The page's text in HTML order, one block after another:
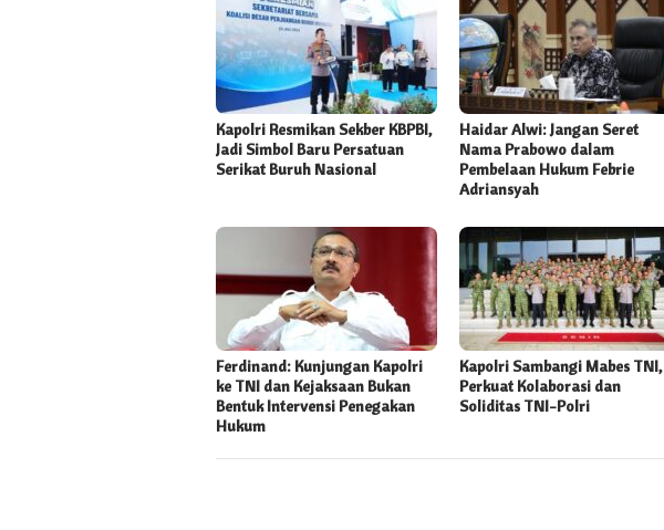
Kapolri Resmikan Sekber KBPBI,
Jadi Simbol Baru Persatuan
Serikat Buruh Nasional
Haidar Alwi: Jangan Seret
Nama Prabowo dalam
Pembelaan Hukum Febrie
Adriansyah
Ferdinand: Kunjungan Kapolri
ke TNI dan Kejaksaan Bukan
Bentuk Intervensi Penegakan
Hukum
Kapolri Sambangi Mabes TNI,
Perkuat Kolaborasi dan
Soliditas TNI-Polri